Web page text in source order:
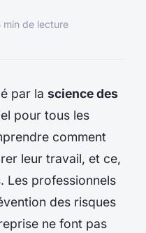
min de lecture
par la science des
pour tous les
comment
leur travail, et ce,
Les professionnels
des risques
ne font pas